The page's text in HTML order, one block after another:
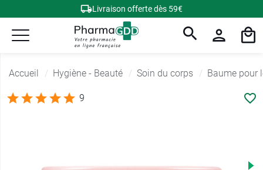
Livraison offerte dès 59€
Accueil Hygiène - Beauté Soin du corps Baume pour
9